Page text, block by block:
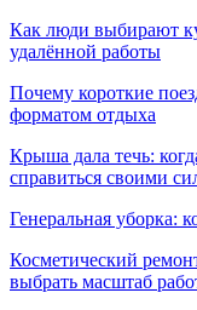
Как люди выбирают
удалённой работы
Почему короткие
форматом отдыха
Крыша дала течь:
справиться своими
Генеральная уборка:
Косметический
выбрать масштаб